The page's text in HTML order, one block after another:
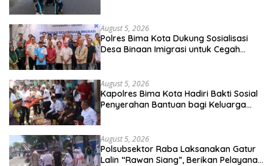
August 5, 2026
Polres Bima Kota Dukung Sosialisasi
Desa Binaan Imigrasi untuk Cegah
August 5, 2026
Kapolres Bima Kota Hadiri Bakti Sosial
Penyerahan Bantuan bagi Keluarga
August 5, 2026
Polsubsektor Raba Laksanakan Gatur
Lalin “Rawan Siang”, Berikan Pelayanan